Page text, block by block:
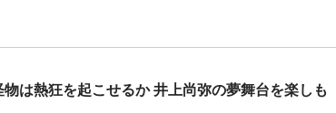
は熱狂を起こせるか 井上尚弥の夢舞台を楽しも